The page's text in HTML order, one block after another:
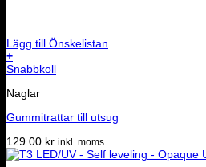
Lägg till Önskelistan
+
Snabbkoll
Naglar
Gummitrattar till utsug
129.00 kr inkl. moms